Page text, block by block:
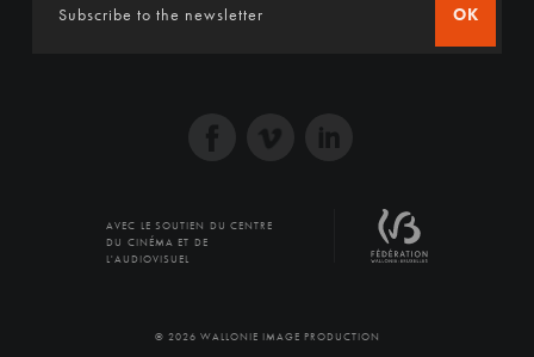
OK
AVEC LE SOUTIEN DU CENTRE
DU CINÉMA ET DE
L'AUDIOVISUEL
© 2026 WALLONIE IMAGE PRODUCTION